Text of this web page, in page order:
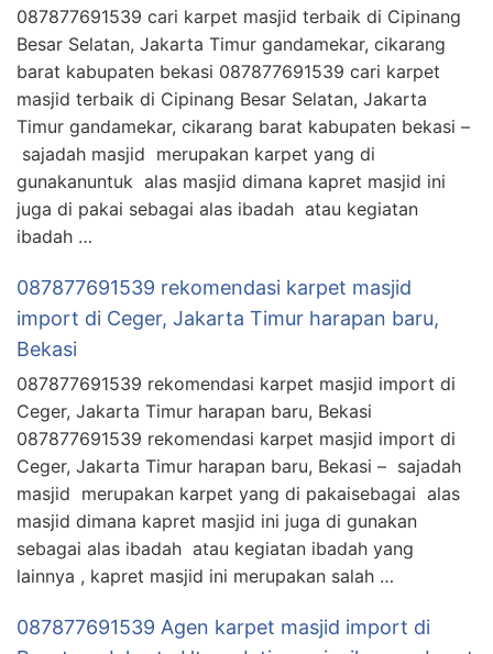
087877691539 cari karpet masjid terbaik di Cipinang
Besar Selatan, Jakarta Timur gandamekar, cikarang
barat kabupaten bekasi 087877691539 cari karpet
masjid terbaik di Cipinang Besar Selatan, Jakarta
Timur gandamekar, cikarang barat kabupaten bekasi –
sajadah masjid merupakan karpet yang di
gunakanuntuk alas masjid dimana kapret masjid ini
juga di pakai sebagai alas ibadah atau kegiatan
ibadah …
087877691539 rekomendasi karpet masjid
import di Ceger, Jakarta Timur harapan baru,
Bekasi
087877691539 rekomendasi karpet masjid import di
Ceger, Jakarta Timur harapan baru, Bekasi
087877691539 rekomendasi karpet masjid import di
Ceger, Jakarta Timur harapan baru, Bekasi – sajadah
masjid merupakan karpet yang di pakaisebagai alas
masjid dimana kapret masjid ini juga di gunakan
sebagai alas ibadah atau kegiatan ibadah yang
lainnya , kapret masjid ini merupakan salah …
087877691539 Agen karpet masjid import di